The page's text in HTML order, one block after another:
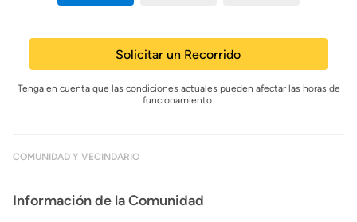
Solicitar un Recorrido
Tenga en cuenta que las condiciones actuales pueden afectar las horas de
funcionamiento.
COMUNIDAD Y VECINDARIO
Información de la Comunidad